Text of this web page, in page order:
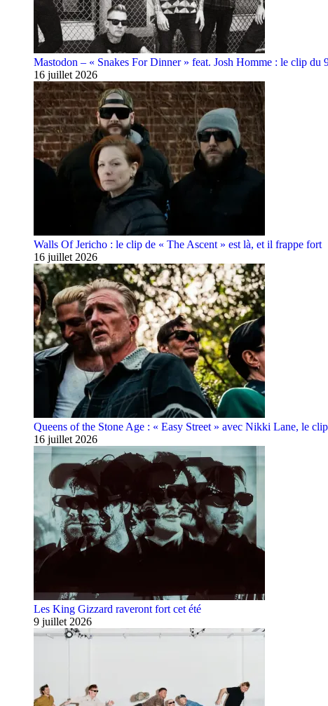
Mastodon – « Snakes For Dinner » feat. Josh Homme : le clip du
16 juillet 2026
Walls Of Jericho : le clip de « The Ascent » est là, et il frappe fort
16 juillet 2026
Queens of the Stone Age : « Easy Street » avec Nikki Lane, le
16 juillet 2026
Les King Gizzard raveront fort cet été
9 juillet 2026